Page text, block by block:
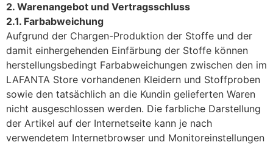
2. Warenangebot und Vertragsschluss
2.1. Farbabweichung
Aufgrund der Chargen-Produktion der Stoffe und der
damit einhergehenden Einfärbung der Stoffe können
herstellungsbedingt Farbabweichungen zwischen den im
LAFANTA Store vorhandenen Kleidern und Stoffproben
sowie den tatsächlich an die Kundin gelieferten Waren
nicht ausgeschlossen werden. Die farbliche Darstellung
der Artikel auf der Internetseite kann je nach
verwendetem Internetbrowser und Monitoreinstellungen